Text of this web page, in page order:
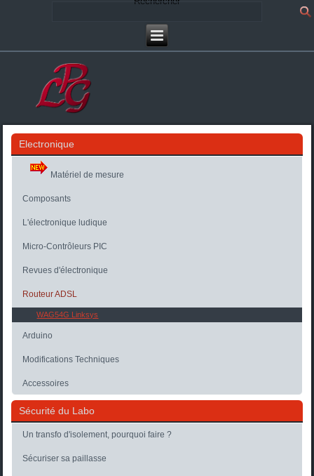
Electronique
Matériel de mesure
Composants
L'électronique ludique
Micro-Contrôleurs PIC
Revues d'électronique
Routeur ADSL
WAG54G Linksys
Arduino
Modifications Techniques
Accessoires
Sécurité du Labo
Un transfo d'isolement, pourquoi faire ?
Sécuriser sa paillasse